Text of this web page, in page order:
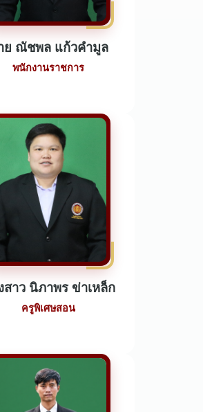
ย ณัชพล แก้วคำมูล
พนักงานราชการ
สาว นิภาพร ข่าเหล็ก
ครูพิเศษสอน